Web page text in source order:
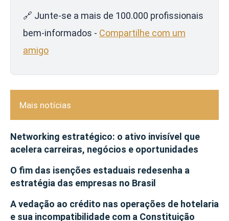
🔗 Junte-se a mais de 100.000 profissionais
bem-informados - Compartilhe com um
amigo
Mais notícias
Networking estratégico: o ativo invisível que
acelera carreiras, negócios e oportunidades
O fim das isenções estaduais redesenha a
estratégia das empresas no Brasil
A vedação ao crédito nas operações de hotelaria
e sua incompatibilidade com a Constituição